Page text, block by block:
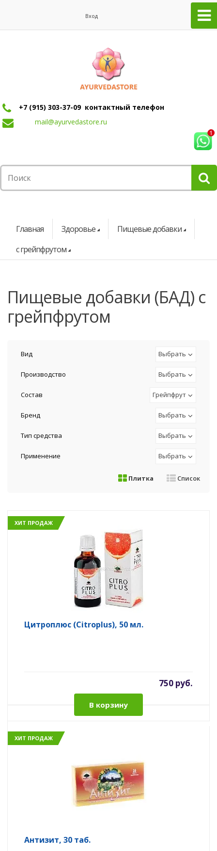
Вход
+7 (915) 303-37-09 контактный телефон
mail@ayurvedastore.ru
Главная Здоровье
Пищевые добавки
с грейпфрутом
Пищевые добавки (БАД) с
грейпфрутом
Вид Выбрать
Производство Выбрать
Состав Грейпфрут
Бренд Выбрать
Тип средства Выбрать
Применение Выбрать
Плитка Список
ХИТ ПРОДАЖ
Цитроплюс (Citroplus), 50 мл.
750 руб.
В корзину
ХИТ ПРОДАЖ
Антизит, 30 таб.